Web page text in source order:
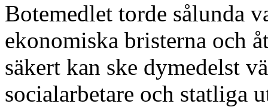
Botemedlet torde sålunda
ekonomiska bristerna och
säkert kan ske dymedelst
socialarbetare och statliga